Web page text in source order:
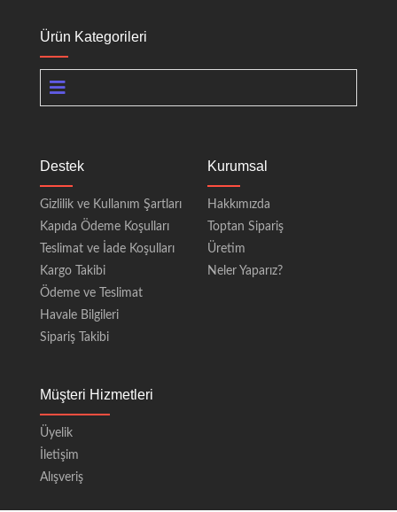
Ürün Kategorileri
Destek
Gizlilik ve Kullanım Şartları
Kapıda Ödeme Koşulları
Teslimat ve İade Koşulları
Kargo Takibi
Ödeme ve Teslimat
Havale Bilgileri
Sipariş Takibi
Kurumsal
Hakkımızda
Toptan Sipariş
Üretim
Neler Yaparız?
Müşteri Hizmetleri
Üyelik
İletişim
Alışveriş